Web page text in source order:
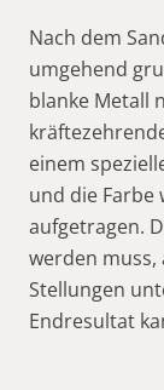
Nach dem
umgehend
blanke Metall
einem
und die Farbe
aufgetragen.
werden
Stellungen
Endresultat